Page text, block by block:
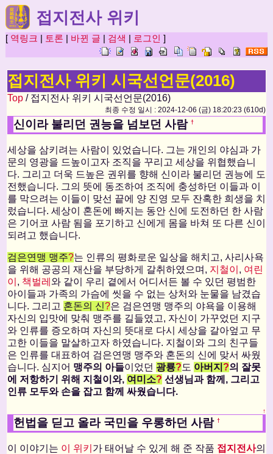
접지전사 위키
[ 역링크 | 토론 | 바뀐 글 | 검색 | 로그인 ]
접지전사 위키 시국선언문(2016)
Top/ 접지전사 위키 시국선언문(2016)
최종 수정 일시 : 2024-12-06 (금) 18:20:23 (610d)
신이라 불리던 권능을 넘보던 사람 †
세상을 삼키려는 사람이 있었습니다. 그는 개인의 야심과 가
문의 영광을 드높이고자 조직을 꾸리고 세상을 위협했습니
다. 그리고 더욱 드높은 권위를 향해 신이라 불리던 권능에 도
전했습니다. 그의 뜻에 동조하여 조직에 충성하던 이들과 이
를 막으려는 이들이 맞선 끝에 양 진영 모두 잔혹한 희생을 치
렀습니다. 세상이 혼돈에 빠지는 동안 신에 도전하던 한 사람
은 기어코 사람 됨을 포기하고 신에게 몸을 바쳐 또 다른 신이
되려고 했습니다.
검은연맹 맹주?는 인류의 평화로운 일상을 해치고, 사리사욕
을 위해 공공의 재산을 부당하게 갈취하였으며, 지철이 , 여린
이 , 책벌레 와 같이 우리 곁에서 어디서든 볼 수 있던 평범한
아이들과 가족의 가슴에 씻을 수 없는 상처와 눈물을 남겼습
니다. 그리고 혼돈의 신?은 검은연맹 맹주의 야욕을 이용해
자신의 입맛에 맞춰 맹주를 길들였고, 자신이 가꾸었던 지구
와 인류를 증오하며 자신의 뜻대로 다시 세상을 갈아엎고 무
고한 이들을 말살하고자 하였습니다. 지철이와 그의 친구들
은 인류를 대표하여 검은연맹 맹주와 혼돈의 신에 맞서 싸웠
습니다. 심지어 맹주의 아들이었던 광룡?도 아버지 ?의 잘못
에 저항하기 위해 지철이와, 여미소? 선생님과 함께, 그리고
인류 모두와 손을 잡고 함께 싸웠습니다.
↑
헌법을 딛고 올라 국민을 우롱하던 사람 †
이 이야기는 이 위키 가 태어날 수 있게 해 준 작품 접지전사의